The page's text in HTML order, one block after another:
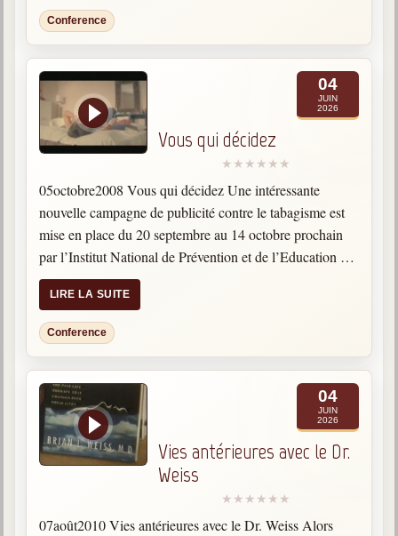
Conference
04
JUIN
2026
Vous qui décidez
05octobre2008 Vous qui décidez Une intéressante
nouvelle campagne de publicité contre le tabagisme est
mise en place du 20 septembre au 14 octobre prochain
par l’Institut National de Prévention et de l’Education de
la Santé. La cigarette est une source de nombreux…
LIRE LA SUITE
Conference
04
JUIN
2026
Vies antérieures avec le Dr.
Weiss
07août2010 Vies antérieures avec le Dr. Weiss Alors